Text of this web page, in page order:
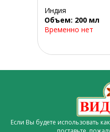
Индия
Объем: 200 мл
Временно нет
Если Вы будете использовать